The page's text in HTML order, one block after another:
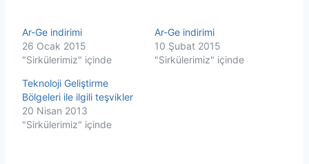
Ar-Ge indirimi
26 Ocak 2015
"Sirkülerimiz" içinde
Ar-Ge indirimi
10 Şubat 2015
"Sirkülerimiz" içinde
Teknoloji Geliştirme
Bölgeleri ile ilgili teşvikler
20 Nisan 2013
"Sirkülerimiz" içinde